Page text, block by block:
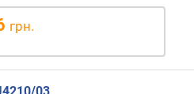
грн.